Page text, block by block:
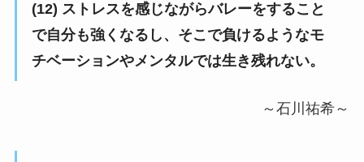
(12) ストレスを感じながらバレーをすること
で自分も強くなるし、そこで負けるようなモ
チベーションやメンタルでは生き残れない。
～石川祐希～